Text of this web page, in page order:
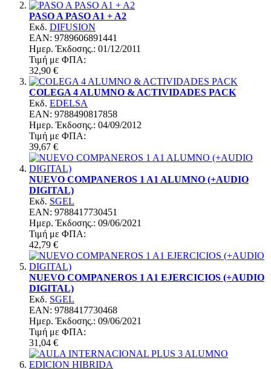
PASO A PASO A1 + A2
Εκδ. DIFUSION
EAN: 9789606891441
Ημερ. Έκδoσης.: 01/12/2011
Τιμή με ΦΠΑ:
32,90 €
COLEGA 4 ALUMNO & ACTIVIDADES PACK
Εκδ. EDELSA
EAN: 9788490817858
Ημερ. Έκδoσης.: 04/09/2012
Τιμή με ΦΠΑ:
39,67 €
NUEVO COMPANEROS 1 A1 ALUMNO (+AUDIO
DIGITAL)
Εκδ. SGEL
EAN: 9788417730451
Ημερ. Έκδoσης.: 09/06/2021
Τιμή με ΦΠΑ:
42,79 €
NUEVO COMPANEROS 1 A1 EJERCICIOS (+AUDIO
DIGITAL)
Εκδ. SGEL
EAN: 9788417730468
Ημερ. Έκδoσης.: 09/06/2021
Τιμή με ΦΠΑ:
31,04 €